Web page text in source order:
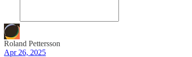
Roland Pettersson
Apr 26, 2025